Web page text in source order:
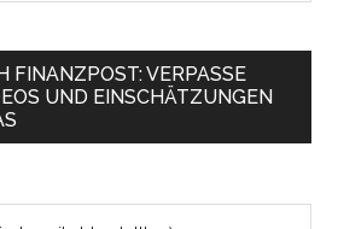
FINANZPOST: VERPASSE
UND EINSCHÄTZUNGEN